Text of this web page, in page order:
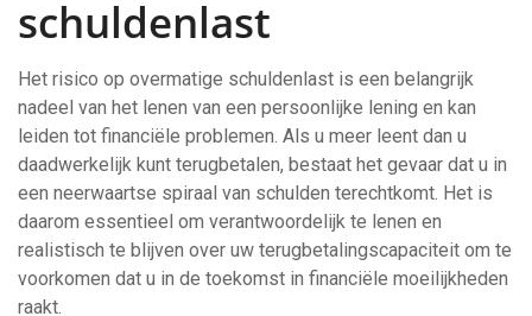
schuldenlast
Het risico op overmatige schuldenlast is een belangrijk
nadeel van het lenen van een persoonlijke lening en kan
leiden tot financiële problemen. Als u meer leent dan u
daadwerkelijk kunt terugbetalen, bestaat het gevaar dat u in
een neerwaartse spiraal van schulden terechtkomt. Het is
daarom essentieel om verantwoordelijk te lenen en
realistisch te blijven over uw terugbetalingscapaciteit om te
voorkomen dat u in de toekomst in financiële moeilijkheden
raakt.